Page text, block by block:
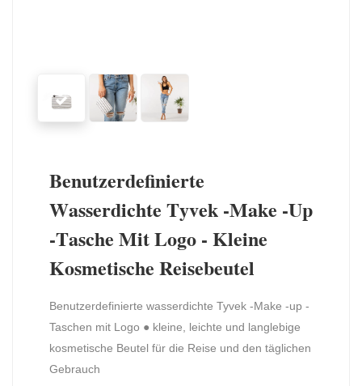
Benutzerdefinierte
Wasserdichte Tyvek -Make -up
-Tasche Mit Logo - Kleine
Kosmetische Reisebeutel
Benutzerdefinierte wasserdichte Tyvek -Make -up -
Taschen mit Logo ● kleine, leichte und langlebige
kosmetische Beutel für die Reise und den täglichen
Gebrauch